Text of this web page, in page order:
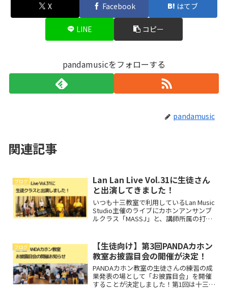
X Facebook はてブ
LINE コピー
pandamusicをフォローする
pandamusic
関連記事
ブログ
Lan Lan Live Vol.31に生徒さん
と出演してきました！
いつも十三教室で利用しているLan Music
Studio主催のライブにカホンアンサンブ
ルクラス「MASSJ」と、講師所属の打楽
貸切ってのライブ開催で、私は出演者
兼...
ブログ
【生徒向け】第3回PANDAカホン
教室お披露目会の開催が決定！
PANDAカホン教室の生徒さんの練習の成
果発表の場として「お披露目会」を開催
することが決定しました！第1回は十三の